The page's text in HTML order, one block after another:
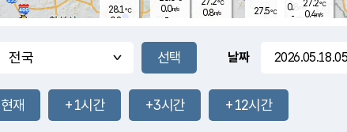
-mm
-mm
℃
0.8m/s
26.5
℃
29.2℃
1.4m/s
-mm
27.5℃ 0.8 m/s
- mm
-mm
0.0m/s
-
27.2℃
0.4m/s
28.1℃
0.8 m/s
날짜
현재 +1시간 +3시간 +12시간